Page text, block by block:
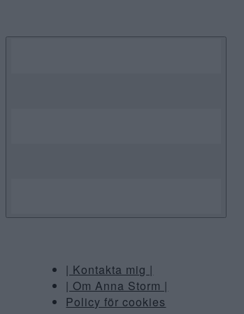
| Kontakta mig |
| Om Anna Storm |
Policy för cookies